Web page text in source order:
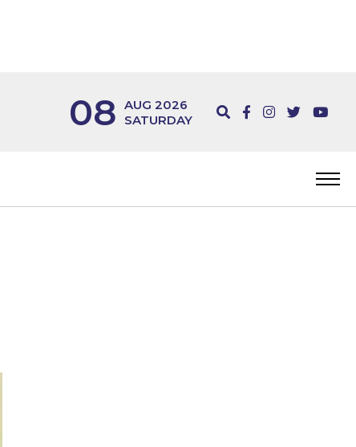
08 AUG 2026
SATURDAY